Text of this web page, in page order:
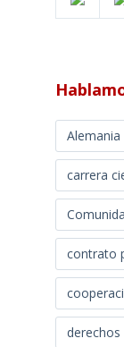
Alemania
carrera
contrato